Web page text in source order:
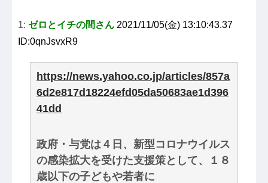
1: ゼロとイチの間さん 2021/11/05(金) 13:10:43.37
ID:0qnJsvxR9
https://news.yahoo.co.jp/articles/857a
6d2e817d18224efd05da50683ae1d396
41dd
政府・与党は４日、新型コロナウイルス
の感染拡大を受けた支援策として、１８
歳以下の子どもや若者に